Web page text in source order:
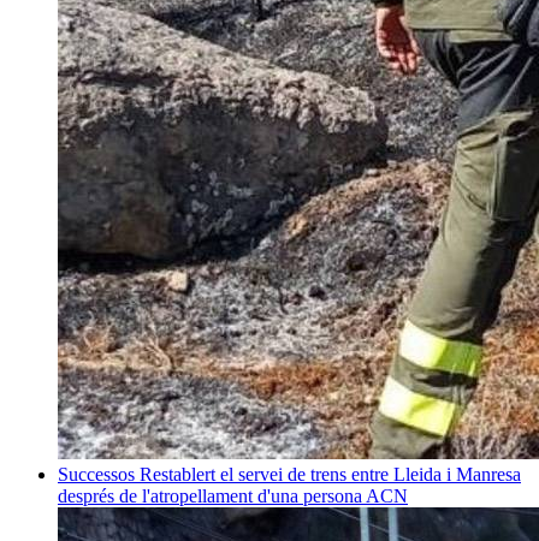
Successos Restablert el servei de trens entre Lleida i Manresa
després de l'atropellament d'una persona ACN